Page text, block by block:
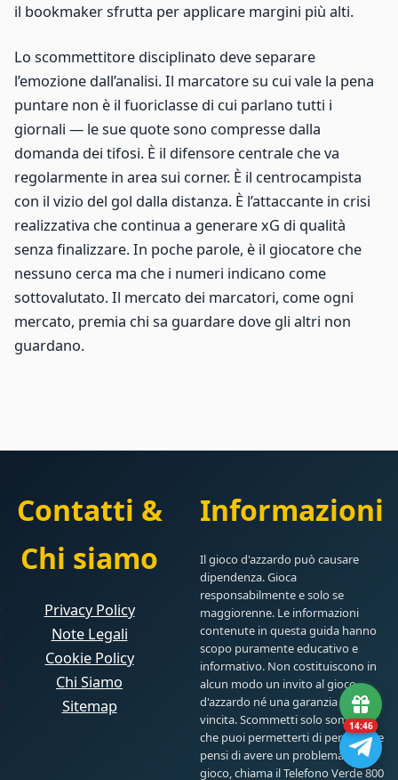
il bookmaker sfrutta per applicare margini più alti.
Lo scommettitore disciplinato deve separare
l’emozione dall’analisi. Il marcatore su cui vale la pena
puntare non è il fuoriclasse di cui parlano tutti i
giornali — le sue quote sono compresse dalla
domanda dei tifosi. È il difensore centrale che va
regolarmente in area sui corner. È il centrocampista
con il vizio del gol dalla distanza. È l’attaccante in crisi
realizzativa che continua a generare xG di qualità
senza finalizzare. In poche parole, è il giocatore che
nessuno cerca ma che i numeri indicano come
sottovalutato. Il mercato dei marcatori, come ogni
mercato, premia chi sa guardare dove gli altri non
guardano.
Contatti &
Chi siamo
Privacy Policy
Note Legali
Cookie Policy
Chi Siamo
Sitemap
Informazioni
Il gioco d'azzardo può causare
dipendenza. Gioca
responsabilmente e solo se
maggiorenne. Le informazioni
contenute in questa guida hanno
scopo puramente educativo e
informativo. Non costituiscono in
alcun modo un invito al gioco
d'azzardo né una garanzia di
vincita. Scommetti solo somme
che puoi permetterti di perdere. Se
pensi di avere un problema con il
gioco, chiama il Telefono Verde 800
14:45